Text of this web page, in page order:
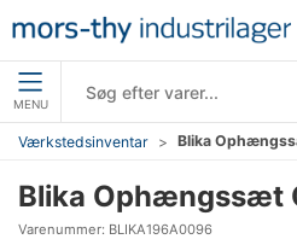
MENU
Værkstedsinventar Blika
Blika Ophængssæt
Varenummer: BLIKA196A0096